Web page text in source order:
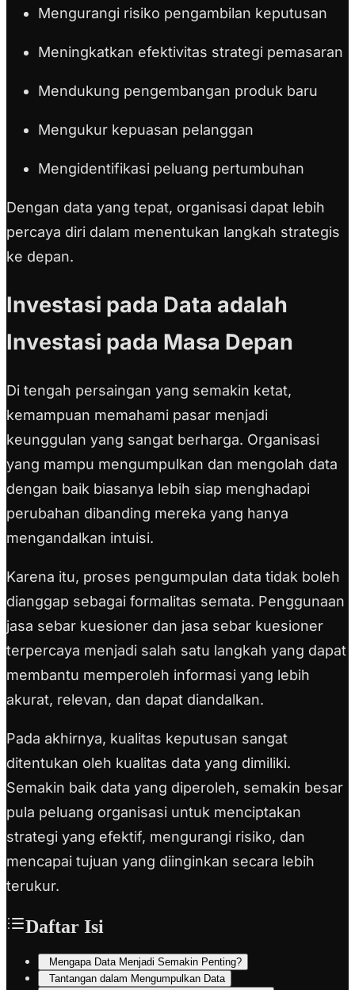
Mengurangi risiko pengambilan keputusan
Meningkatkan efektivitas strategi pemasaran
Mendukung pengembangan produk baru
Mengukur kepuasan pelanggan
Mengidentifikasi peluang pertumbuhan
Dengan data yang tepat, organisasi dapat lebih
percaya diri dalam menentukan langkah strategis
ke depan.
Investasi pada Data adalah
Investasi pada Masa Depan
Di tengah persaingan yang semakin ketat,
kemampuan memahami pasar menjadi
keunggulan yang sangat berharga. Organisasi
yang mampu mengumpulkan dan mengolah data
dengan baik biasanya lebih siap menghadapi
perubahan dibanding mereka yang hanya
mengandalkan intuisi.
Karena itu, proses pengumpulan data tidak boleh
dianggap sebagai formalitas semata. Penggunaan
jasa sebar kuesioner dan jasa sebar kuesioner
terpercaya menjadi salah satu langkah yang dapat
membantu memperoleh informasi yang lebih
akurat, relevan, dan dapat diandalkan.
Pada akhirnya, kualitas keputusan sangat
ditentukan oleh kualitas data yang dimiliki.
Semakin baik data yang diperoleh, semakin besar
pula peluang organisasi untuk menciptakan
strategi yang efektif, mengurangi risiko, dan
mencapai tujuan yang diinginkan secara lebih
terukur.
Daftar Isi
Mengapa Data Menjadi Semakin Penting?
Tantangan dalam Mengumpulkan Data